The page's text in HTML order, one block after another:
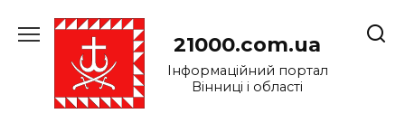
до
21000.com.ua
Інформаційний портал
Вінниці і області